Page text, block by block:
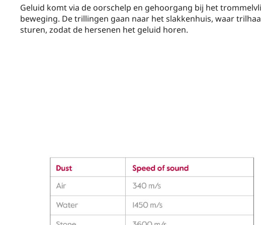
Geluid komt via de oorschelp en gehoorgang bij het
beweging. De trillingen gaan naar het slakkenhuis, waar
sturen, zodat de hersenen het geluid horen.